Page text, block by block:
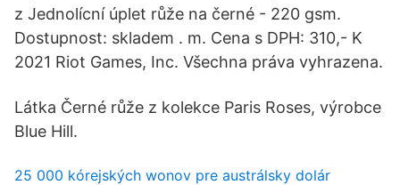
z Jednolícní úplet růže na černé - 220 gsm.
Dostupnost: skladem . m. Cena s DPH: 310,- K
2021 Riot Games, Inc. Všechna práva vyhrazena.
Látka Černé růže z kolekce Paris Roses, výrobce
Blue Hill.
25 000 kórejských wonov pre austrálsky dolár